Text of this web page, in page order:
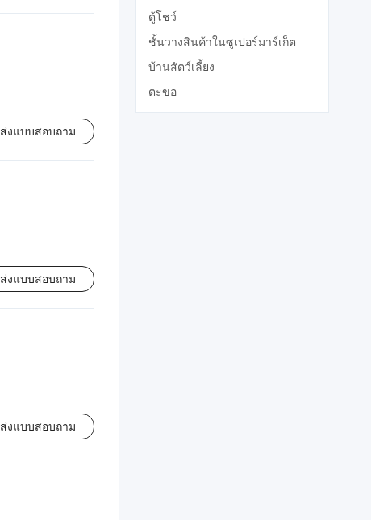
ส่งแบบสอบถาม
ส่งแบบสอบถาม
ส่งแบบสอบถาม
ตู้โชว์
ชั้นวางสินค้าในซูเปอร์มาร์เก็ต
บ้านสัตว์เลี้ยง
ตะขอ